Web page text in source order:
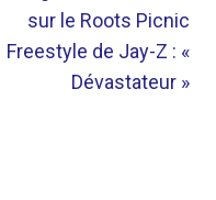
sur le Roots Picnic
Freestyle de Jay-Z : «
Dévastateur »